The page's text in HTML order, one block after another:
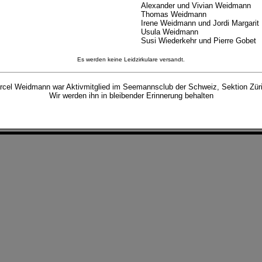
Alexander und Vivian Weidmann
Thomas Weidmann
Irene Weidmann und Jordi Margarit
Usula Weidmann
Susi Wiederkehr und Pierre Gobet
Es werden keine Leidzirkulare versandt.
Weidmann war Aktivmitglied im Seemannsclub der Schweiz, Sektion
Wir werden ihn in bleibender Erinnerung behalten